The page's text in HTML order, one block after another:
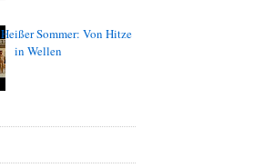
Heißer Sommer: Von Hitze
in Wellen